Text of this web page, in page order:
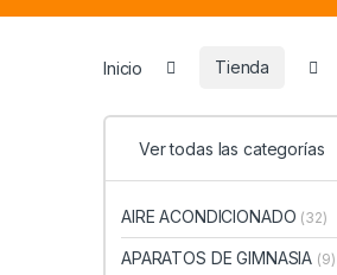
Inicio Tienda
Ver todas las categorías
AIRE ACONDICIONADO (32)
APARATOS DE GIMNASIA (9)